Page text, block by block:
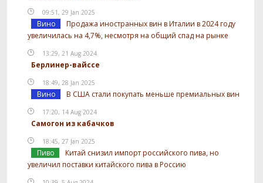
09:51, 29 Jan 2025
Вино
Продажа иностранных вин в Италии в 2024 году
увеличилась на 4,7%, несмотря на общий спад на рынке
13:29, 21 Aug 2024
Берлинер-вайссе
18:49, 28 Jan 2025
Вино В США стали покупать меньше премиальных вин
17:20, 14 Aug 2024
Самогон из кабачков
18:45, 27 Jan 2025
Пиво
Китай снизил импорт российского пива, но
увеличил поставки китайского пива в Россию